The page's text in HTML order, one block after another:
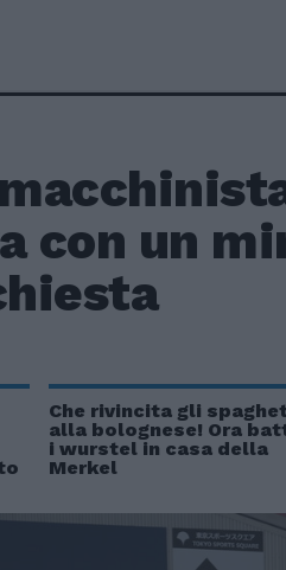
con un
Che rivincita gli
alla bolognese! Ora
i wurstel in casa della
Merkel